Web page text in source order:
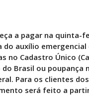
a pagar na quinta-
do auxílio emergencial
no Cadastro Único
Brasil ou poupança
Para os clientes
será feito a